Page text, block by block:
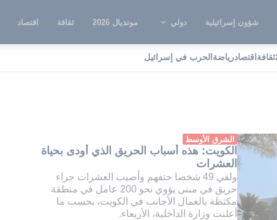
شؤون إسرائيلية دولي مونديال 2026 ثقافة اقتصاد
ثقافة اقتصادرياضة الحرب في إسرائيل تماس كهربائي
الشرق الأوسط
الكويت: هذه أسباب الحريق الذي أودى بحياة
العشرات
ولقي 49 شخصا حتفهم وأصيب العشرات جراء
حريق في مبنى يؤوي نحو 200 عامل في منطقة
مكتظة بالعمال الأجانب في الكويت، بحسب ما
أعلنت وزارة الداخلية، الأربعاء.